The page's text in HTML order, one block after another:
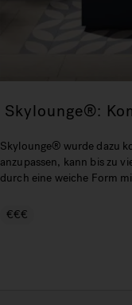
Skylounge®:
Skylounge® wurde dazu
anzupassen, kann bis zu
durch eine weiche Form
€€€